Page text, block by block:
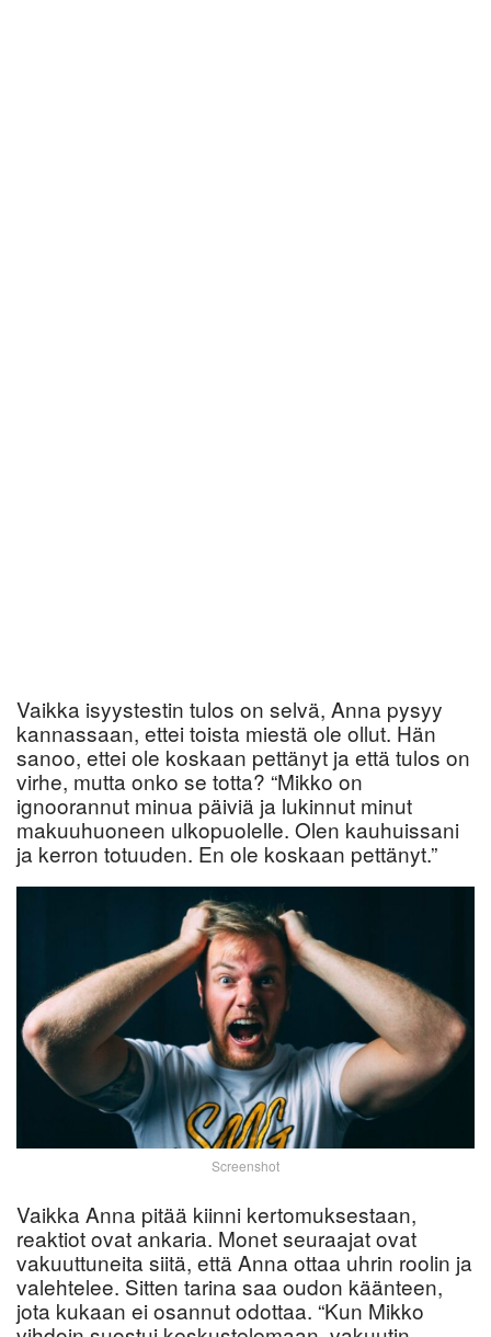
Vaikka isyystestin tulos on selvä, Anna pysyy
kannassaan, ettei toista miestä ole ollut. Hän
sanoo, ettei ole koskaan pettänyt ja että tulos on
virhe, mutta onko se totta? “Mikko on
ignoorannut minua päiviä ja lukinnut minut
makuuhuoneen ulkopuolelle. Olen kauhuissani
ja kerron totuuden. En ole koskaan pettänyt.”
Screenshot
Vaikka Anna pitää kiinni kertomuksestaan,
reaktiot ovat ankaria. Monet seuraajat ovat
vakuuttuneita siitä, että Anna ottaa uhrin roolin ja
valehtelee. Sitten tarina saa oudon käänteen,
jota kukaan ei osannut odottaa. “Kun Mikko